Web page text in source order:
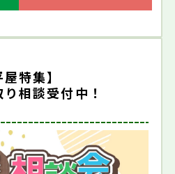
屋特集】
相談受付中！